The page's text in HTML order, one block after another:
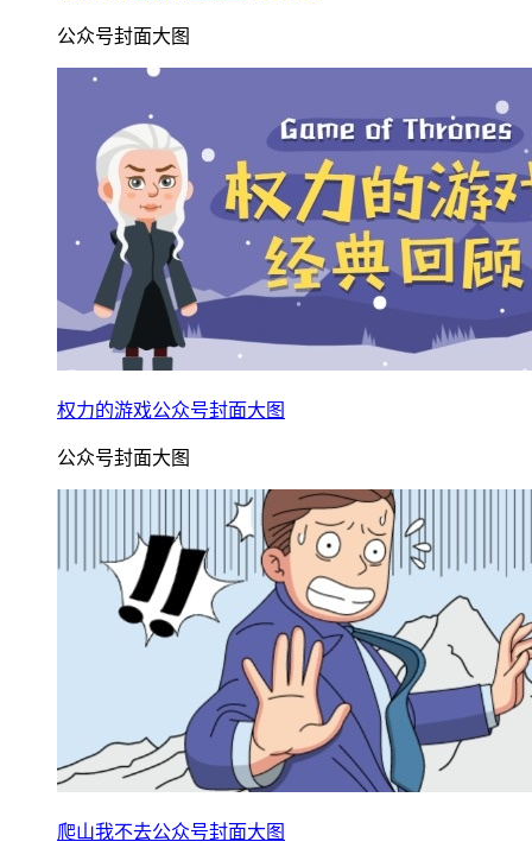
公众号封面大图
权力的游戏公众号封面大图
公众号封面大图
爬山我不去公众号封面大图